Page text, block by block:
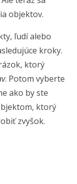
objektov.
ľudí alebo
kroky.
ktorý
. Potom vyberte
ako by ste
ktorý
zvyšok.